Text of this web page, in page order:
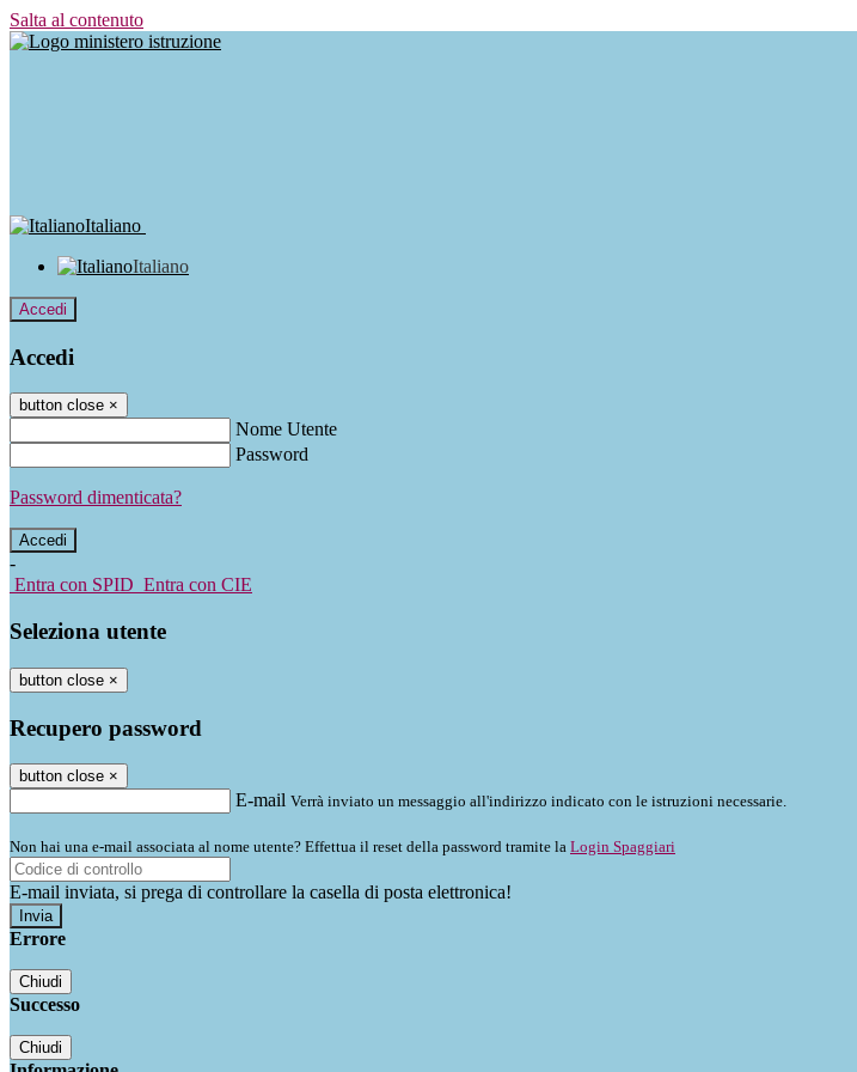
Salta al contenuto
Italiano
Italiano
Accedi
Accedi
button close ×
Nome Utente
Password
Password dimenticata?
-
Entra con SPID Entra con CIE
Seleziona utente
button close ×
Recupero password
button close ×
E-mail Verrà inviato un messaggio all'indirizzo indicato con le istruzioni necessarie.
Non hai una e-mail associata al nome utente? Effettua il reset della password tramite la Login Spaggiari
E-mail inviata, si prega di controllare la casella di posta elettronica!
Errore
Chiudi
Successo
Chiudi